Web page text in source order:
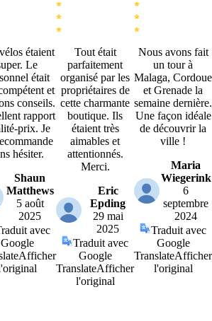
étaient
Le
était
et
conseils.
rapport
prix. Je
hésiter.
Shaun
Matthews
5 août
2025
avec
Google
Afficher
Tout était
parfaitement
organisé par les
propriétaires de
cette charmante
boutique. Ils
étaient très
aimables et
attentionnés.
Merci.
Eric
Epding
29 mai
2025
Traduit avec
Google
TranslateAfficher
l'original
Nous avons fait
un tour à
Malaga, Cordoue
et Grenade la
semaine dernière.
Une façon idéale
de découvrir la
ville !
Maria
Wiegerink
6
septembre
2024
Traduit avec
Google
TranslateAfficher
l'original